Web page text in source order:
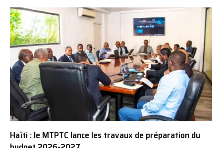
Haïti : le MTPTC lance les travaux de préparation du